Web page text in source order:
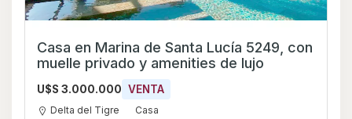
Casa en Marina de Santa Lucía 5249, con
muelle privado y amenities de lujo
U$S 3.000.000 VENTA
Delta del Tigre Casa